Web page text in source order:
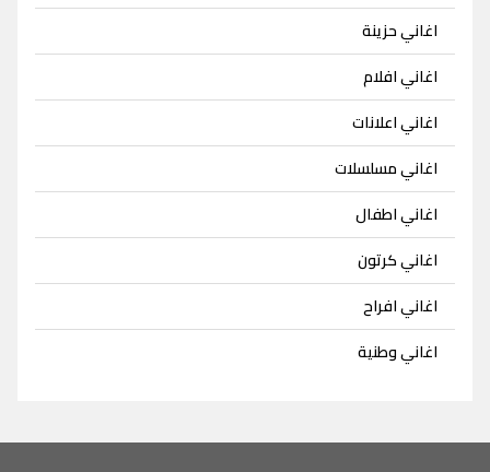
اغاني حزينة
اغاني افلام
اغاني اعلانات
اغاني مسلسلات
اغاني اطفال
اغاني كرتون
اغاني افراح
اغاني وطنية